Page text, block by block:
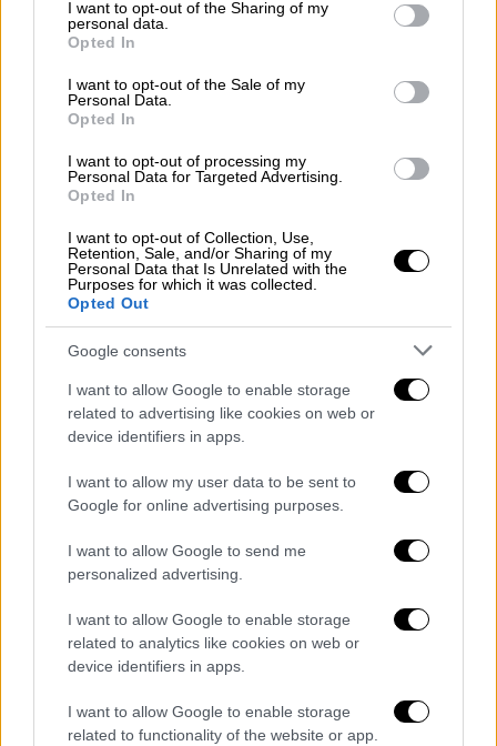
not limited to your visit or usage behaviour. You may click to
grant or deny consent to Google and its third-party tags to
use your data for below specified purposes in below Google
consent section.
I want to opt-out of the Sharing of my
personal data.
Opted In
I want to opt-out of the Sale of my
Personal Data.
Opted In
I want to opt-out of processing my
Personal Data for Targeted Advertising.
Opted In
I want to opt-out of Collection, Use,
Retention, Sale, and/or Sharing of my
Personal Data that Is Unrelated with the
Purposes for which it was collected.
Opted Out
Google consents
I want to allow Google to enable storage
related to advertising like cookies on web or
device identifiers in apps.
I want to allow my user data to be sent to
Google for online advertising purposes.
I want to allow Google to send me
personalized advertising.
I want to allow Google to enable storage
related to analytics like cookies on web or
device identifiers in apps.
I want to allow Google to enable storage
related to functionality of the website or app.
grevena.jpg
Την ίδια ώρα χιόνι στα 1450μ υψόμετρο
έριξε στο Σέλι Ημαθίας
και η χιονόπτωση στοΜέτσοβο
μαγικές είναι οι εικόνες και από τα
Γρεβενά